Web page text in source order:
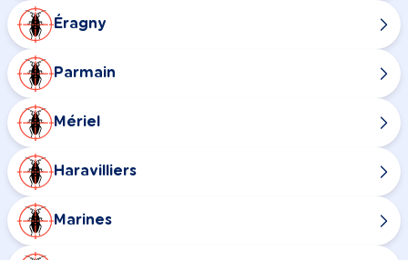
Éragny
Parmain
Mériel
Haravilliers
Marines